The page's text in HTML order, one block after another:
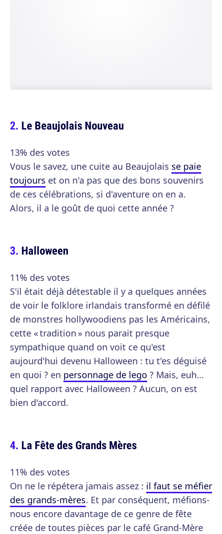
Le Beaujolais Nouveau
13% des votes
Vous le savez, une cuite au Beaujolais se paie
toujours et on n'a pas que des bons souvenirs
de ces célébrations, si d'aventure on en a.
Alors, il a le goût de quoi cette année ?
Halloween
11% des votes
S'il était déjà détestable il y a quelques années
de voir le folklore irlandais transformé en défilé
de monstres hollywoodiens pas les Américains,
cette « tradition » nous parait presque
sympathique quand on voit ce qu'est
aujourd'hui devenu Halloween : tu t'es déguisé
en quoi ? en personnage de lego ? Mais, euh…
quel rapport avec Halloween ? Aucun, on est
bien d'accord.
La Fête des Grands Mères
11% des votes
On ne le répétera jamais assez : il faut se méfier
des grands-mères. Et par conséquent, méfions-
nous encore davantage de ce genre de fête
créée de toutes pièces par le café Grand-Mère